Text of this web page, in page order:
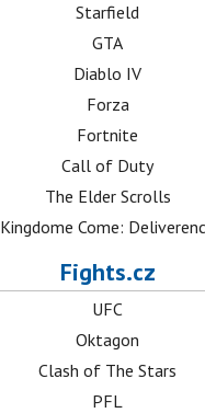
Starfield
GTA
Diablo IV
Forza
Fortnite
Call of Duty
The Elder Scrolls
Kingdome Come:
Fights.cz
UFC
Oktagon
Clash of The Stars
PFL